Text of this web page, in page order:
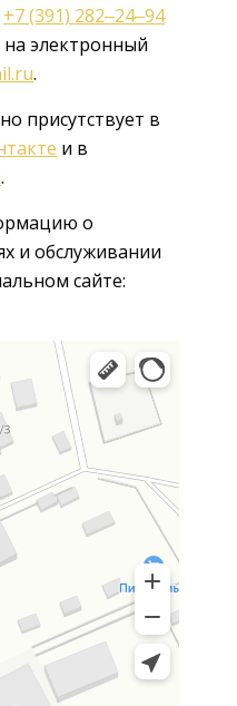
+7 (391) 282‒24‒94
электронный
.
присутствует в
и в
.
о
и обслуживании
сайте: